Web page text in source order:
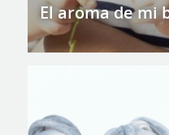
El aroma de mi